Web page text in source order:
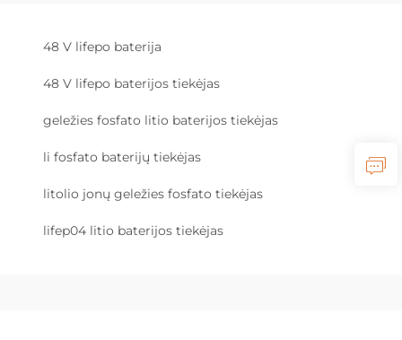
48 V lifepo baterija
48 V lifepo baterijos tiekėjas
geležies fosfato litio baterijos tiekėjas
li fosfato baterijų tiekėjas
litolio jonų geležies fosfato tiekėjas
lifep04 litio baterijos tiekėjas